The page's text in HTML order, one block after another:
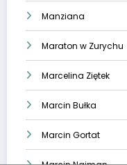
Manziana
Maraton w Zurychu
Marcelina Ziętek
Marcin Bułka
Marcin Gortat